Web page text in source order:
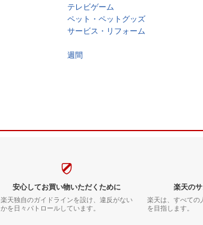
テレビゲーム
ペット・ペットグッズ
サービス・リフォーム
週間
安心してお買い物いただくために
楽天独自のガイドラインを設け、違反がない
かを日々パトロールしています。
楽天の
楽天は、すべての
を目指します。